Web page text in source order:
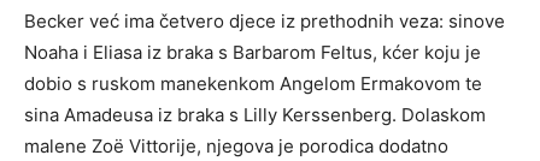
Becker već ima četvero djece iz prethodnih veza: sinove
Noaha i Eliasa iz braka s Barbarom Feltus, kćer koju je
dobio s ruskom manekenkom Angelom Ermakovom te
sina Amadeusa iz braka s Lilly Kerssenberg. Dolaskom
malene Zoë Vittorije, njegova je porodica dodatno